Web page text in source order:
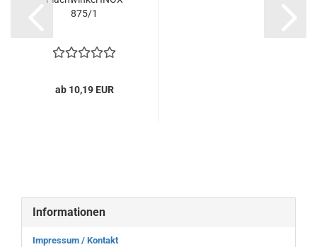
875/1
ab 10,19 EUR
Informationen
Impressum / Kontakt